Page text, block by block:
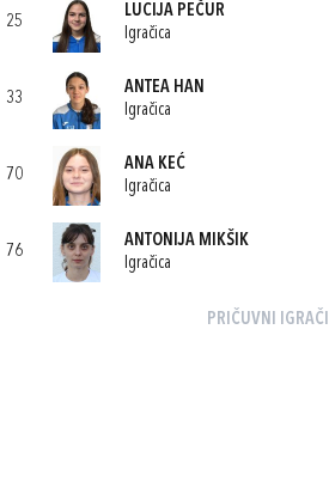
25
LUCIJA PEČUR
Igračica
33
ANTEA HAN
Igračica
70
ANA KEĆ
Igračica
76
ANTONIJA MIKŠIK
Igračica
PRIČUVNI IGRAČI